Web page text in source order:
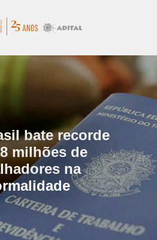
bate recorde
milhões de
na